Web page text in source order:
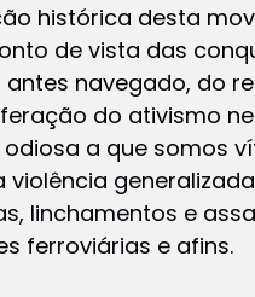
histórica desta
de vista das
navegado, do
do ativismo
a que somos
linchamentos e
ferroviárias e afins.